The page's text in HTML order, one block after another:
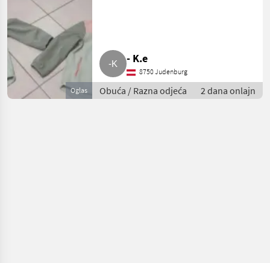
Oglas
- K.e
8750 Judenburg
Obuća / Razna odjeća 2 dana onlajn